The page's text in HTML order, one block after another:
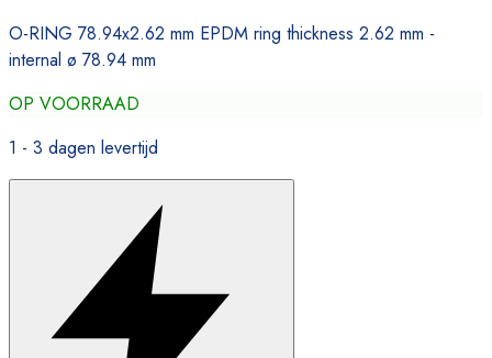
O-RING 78.94x2.62 mm EPDM ring thickness 2.62 mm -
internal ø 78.94 mm
OP VOORRAAD
1 - 3 dagen levertijd